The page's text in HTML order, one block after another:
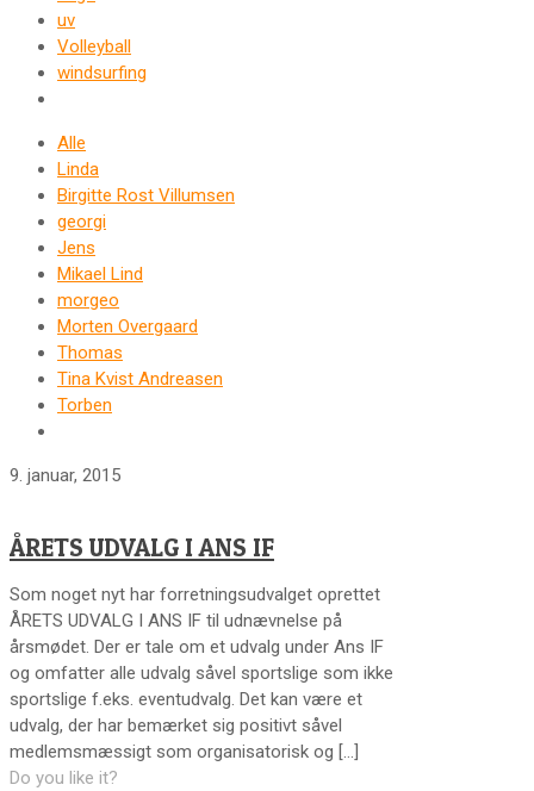
uv
Volleyball
windsurfing
Alle
Linda
Birgitte Rost Villumsen
georgi
Jens
Mikael Lind
morgeo
Morten Overgaard
Thomas
Tina Kvist Andreasen
Torben
9. januar, 2015
ÅRETS UDVALG I ANS IF
Som noget nyt har forretningsudvalget oprettet
ÅRETS UDVALG I ANS IF til udnævnelse på
årsmødet. Der er tale om et udvalg under Ans IF
og omfatter alle udvalg såvel sportslige som ikke
sportslige f.eks. eventudvalg. Det kan være et
udvalg, der har bemærket sig positivt såvel
medlemsmæssigt som organisatorisk og […]
Do you like it?